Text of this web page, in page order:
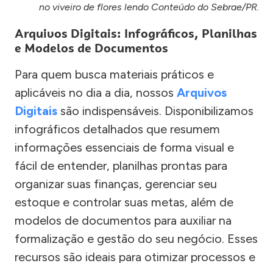
no viveiro de flores lendo Conteúdo do Sebrae/PR.
Arquivos Digitais: Infográficos, Planilhas
e Modelos de Documentos
Para quem busca materiais práticos e
aplicáveis no dia a dia, nossos Arquivos
Digitais são indispensáveis. Disponibilizamos
infográficos detalhados que resumem
informações essenciais de forma visual e
fácil de entender, planilhas prontas para
organizar suas finanças, gerenciar seu
estoque e controlar suas metas, além de
modelos de documentos para auxiliar na
formalização e gestão do seu negócio. Esses
recursos são ideais para otimizar processos e